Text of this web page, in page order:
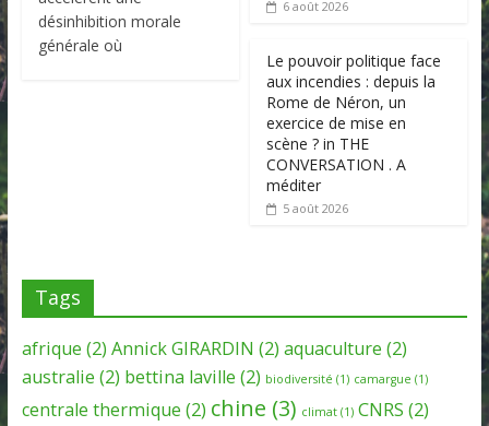
désinhibition morale
générale où
6 août 2026
Le pouvoir politique face
aux incendies : depuis la
Rome de Néron, un
exercice de mise en
scène ? in THE
CONVERSATION . A
méditer
5 août 2026
Tags
afrique (2) Annick GIRARDIN (2) aquaculture (2)
australie (2) bettina laville (2) biodiversité (1) camargue (1)
centrale thermique (2) chine (3) climat(1) CNRS (2)